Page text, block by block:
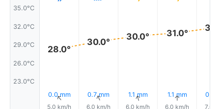
35.0°C
32.0°C
29.0°C
26.0°C
23.0°C
28.0°
0.0 mm
↑
5.0 km/h
30.0°
0.7 mm
↑
6.0 km/h
30.0°
1.1 mm
↑
6.0 km/h
31.0°
1.1 mm
↑
6.0 km/h
0.4
7.0